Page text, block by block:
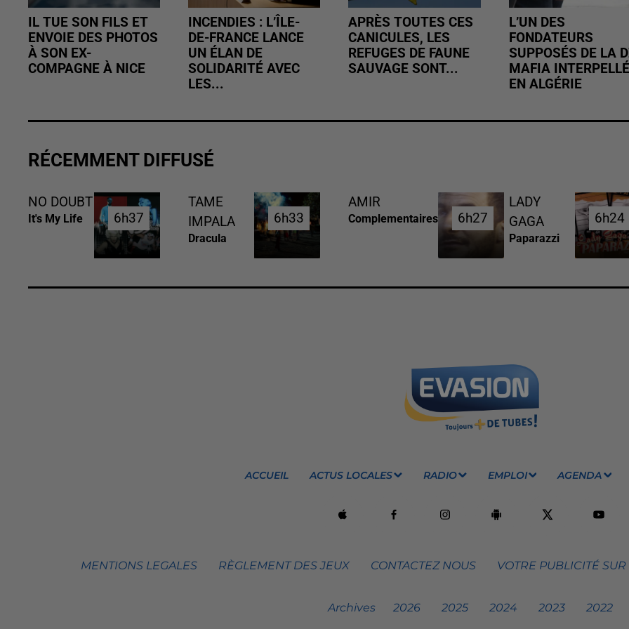
IL TUE SON FILS ET
ENVOIE DES PHOTOS
À SON EX-
COMPAGNE À NICE
INCENDIES : L’ÎLE-
DE-FRANCE LANCE
UN ÉLAN DE
SOLIDARITÉ AVEC
LES...
APRÈS TOUTES CES
CANICULES, LES
REFUGES DE FAUNE
SAUVAGE SONT...
L’UN DES
FONDATEURS
SUPPOSÉS DE LA
MAFIA INTERPELLÉ
EN ALGÉRIE
RÉCEMMENT DIFFUSÉ
NO DOUBT
It's My Life 6h37
6h37
TAME
IMPALA
Dracula
6h33
6h33
AMIR
Complementaires 6h27
6h27
LADY
GAGA
Paparazzi
6h24
6h24
ACCUEIL ACTUS LOCALES RADIO EMPLOI AGENDA
MENTIONS LEGALES RÈGLEMENT DES JEUX CONTACTEZ NOUS VOTRE PUBLICITÉ
Archives 2026 2025 2024 2023 2022